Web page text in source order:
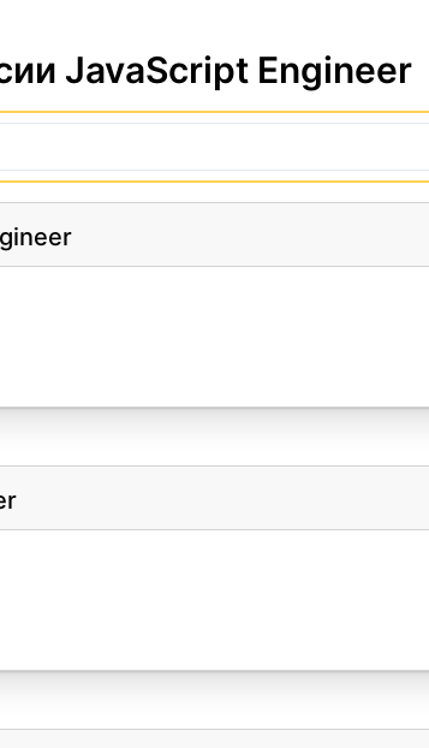
JavaScript Engineer